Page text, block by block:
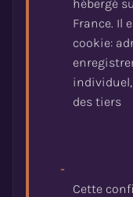
hébergé
France. Il
cookie:
-
Cette